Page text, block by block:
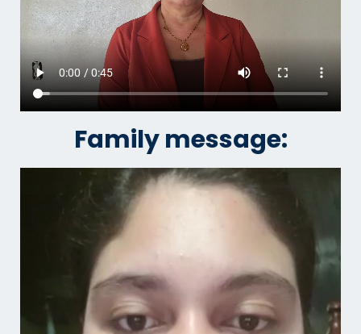
Family message: